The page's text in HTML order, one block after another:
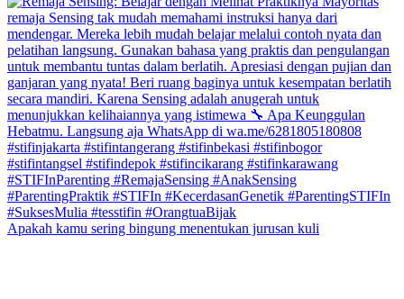
Apakah kamu sering bingung menentukan jurusan kuli